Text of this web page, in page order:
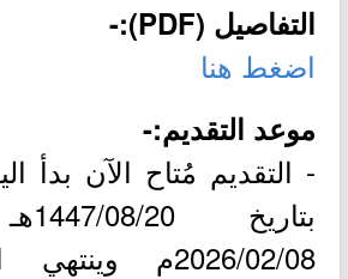
التفاصيل (PDF):-
اضغط هنا
موعد التقديم:-
- التقديم مُتاح الآن بدأ
2026/02/08م